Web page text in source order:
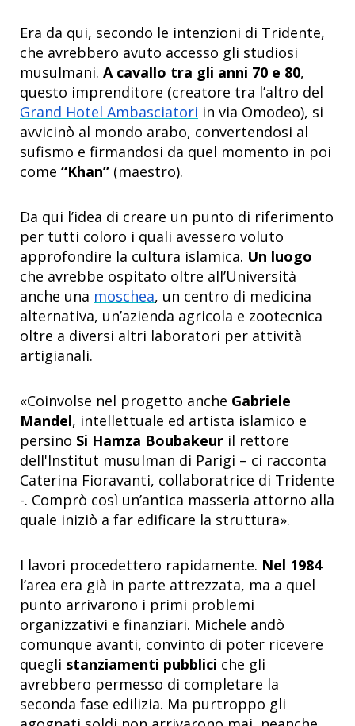
Era da qui, secondo le intenzioni di Tridente,
che avrebbero avuto accesso gli studiosi
musulmani. A cavallo tra gli anni 70 e 80,
questo imprenditore (creatore tra l’altro del
Grand Hotel Ambasciatori in via Omodeo), si
avvicinò al mondo arabo, convertendosi al
sufismo e firmandosi da quel momento in poi
come “Khan” (maestro).
Da qui l’idea di creare un punto di riferimento
per tutti coloro i quali avessero voluto
approfondire la cultura islamica. Un luogo
che avrebbe ospitato oltre all’Università
anche una moschea, un centro di medicina
alternativa, un’azienda agricola e zootecnica
oltre a diversi altri laboratori per attività
artigianali.
«Coinvolse nel progetto anche Gabriele
Mandel, intellettuale ed artista islamico e
persino Si Hamza Boubakeur il rettore
dell'Institut musulman di Parigi – ci racconta
Caterina Fioravanti, collaboratrice di Tridente
-. Comprò così un’antica masseria attorno alla
quale iniziò a far edificare la struttura».
I lavori procedettero rapidamente. Nel 1984
l’area era già in parte attrezzata, ma a quel
punto arrivarono i primi problemi
organizzativi e finanziari. Michele andò
comunque avanti, convinto di poter ricevere
quegli stanziamenti pubblici che gli
avrebbero permesso di completare la
seconda fase edilizia. Ma purtroppo gli